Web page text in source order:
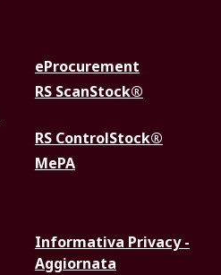
eProcurement
RS ScanStock®
RS ControlStock®
MePA
Informativa Privacy -
Aggiornata